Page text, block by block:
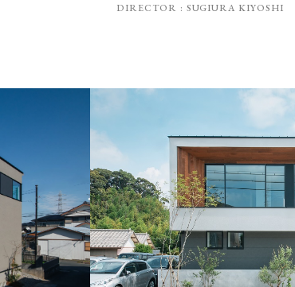
DIRECTOR : SUGIURA KIYOSHI